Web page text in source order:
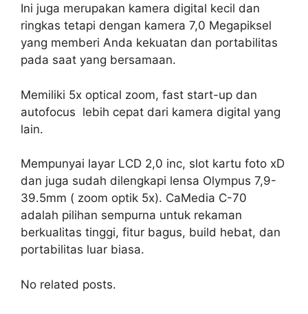
Ini juga merupakan kamera digital kecil dan
ringkas tetapi dengan kamera 7,0 Megapiksel
yang memberi Anda kekuatan dan portabilitas
pada saat yang bersamaan.
Memiliki 5x optical zoom, fast start-up dan
autofocus lebih cepat dari kamera digital yang
lain.
Mempunyai layar LCD 2,0 inc, slot kartu foto xD
dan juga sudah dilengkapi lensa Olympus 7,9-
39.5mm ( zoom optik 5x). CaMedia C-70
adalah pilihan sempurna untuk rekaman
berkualitas tinggi, fitur bagus, build hebat, dan
portabilitas luar biasa.
No related posts.